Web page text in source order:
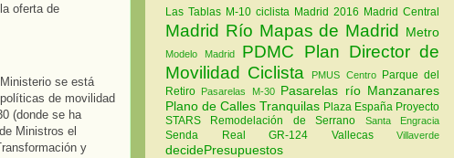
oferta de
se está
de movilidad
(donde se ha
Ministros el
y
Las Tablas M-10 ciclista Madrid 2016 Madrid Central
Madrid Río Mapas de Madrid Metro
Modelo Madrid PDMC Plan Director de
Movilidad Ciclista
PMUS Centro Parque del
Retiro Pasarelas M-30 Pasarelas río Manzanares
Plano de Calles Tranquilas Plaza España Proyecto
STARS Remodelación de Serrano Santa Engracia
Senda Real GR-124 Vallecas Villaverde
decidePresupuestos